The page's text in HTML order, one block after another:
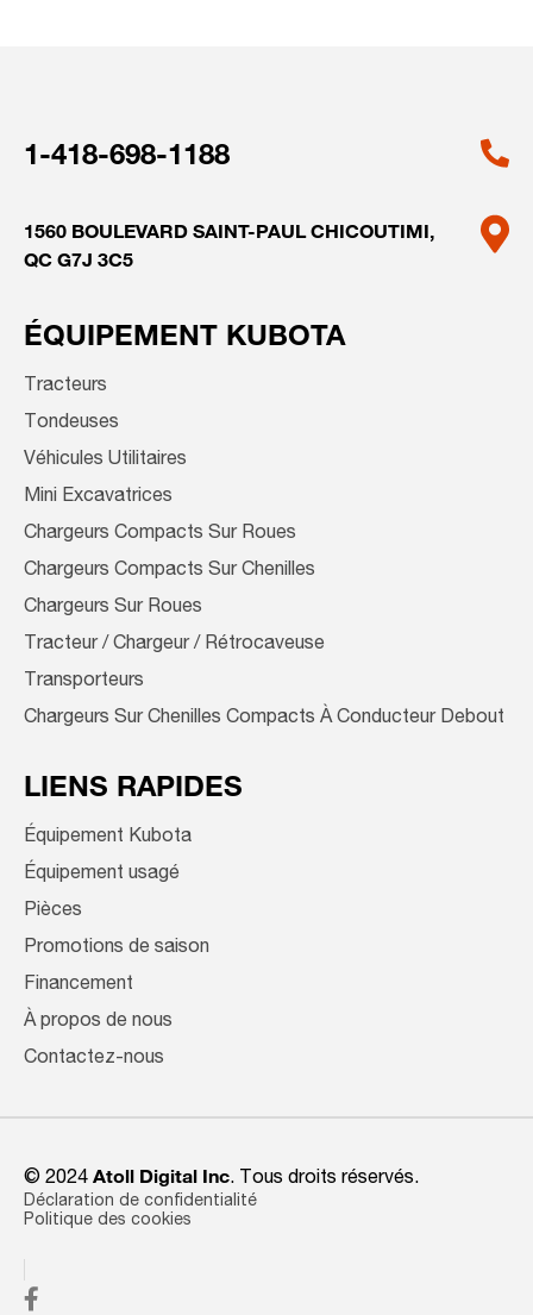
1-418-698-1188
1560 BOULEVARD SAINT-PAULCHICOUTIMI,
QC G7J 3C5
ÉQUIPEMENT KUBOTA
Tracteurs
Tondeuses
Véhicules Utilitaires
Mini Excavatrices
Chargeurs Compacts Sur Roues
Chargeurs Compacts Sur Chenilles
Chargeurs Sur Roues
Tracteur / Chargeur / Rétrocaveuse
Transporteurs
Chargeurs Sur Chenilles Compacts À Conducteur Debout
LIENS RAPIDES
Équipement Kubota
Équipement usagé
Pièces
Promotions de saison
Financement
À propos de nous
Contactez-nous
© 2024 Atoll Digital Inc. Tous droits réservés.
Déclaration de confidentialité
Politique des cookies